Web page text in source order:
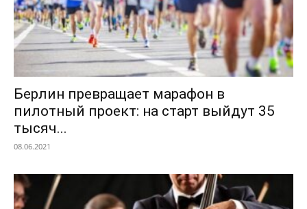
Берлин превращает марафон в
пилотный проект: на старт выйдут 35
тысяч...
08.06.2021